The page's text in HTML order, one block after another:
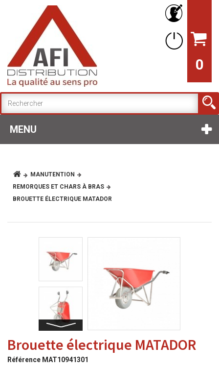
0
MENU
MANUTENTION
REMORQUES ET CHARS À BRAS
BROUETTE ÉLECTRIQUE MATADOR
Brouette électrique MATADOR
Référence MAT10941301